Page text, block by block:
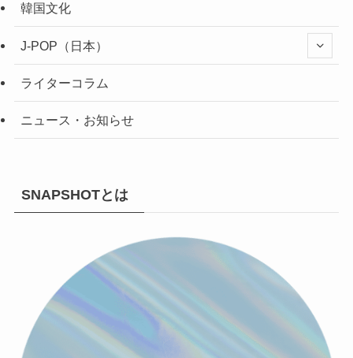
韓国文化
J-POP（日本）
ライターコラム
ニュース・お知らせ
SNAPSHOTとは